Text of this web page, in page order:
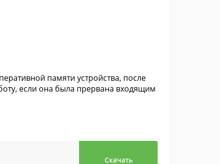
памяти устройства, после
если она была прервана входящим
Скачать